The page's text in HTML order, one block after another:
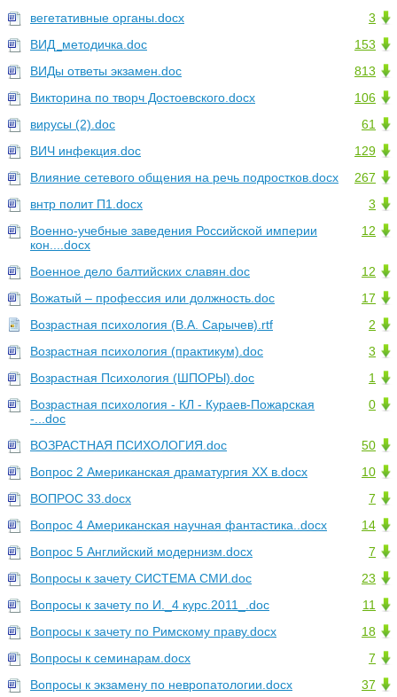
3
вегетативные органы.docx
153
ВИД_методичка.doc
813
ВИДы ответы экзамен.doc
106
Викторина по творч Достоевского.docx
61
вирусы (2).doc
129
ВИЧ инфекция.doc
267
Влияние сетевого общения на речь подростков.docx
3
внтр полит П1.docx
12
Военно-учебные заведения Российской империи
кон....docx
12
Военное дело балтийских славян.doc
17
Вожатый – профессия или должность.doc
2
Возрастная психология (В.А. Сарычев).rtf
3
Возрастная психология (практикум).doc
1
Возрастная Психология (ШПОРЫ).doc
0
Возрастная психология - КЛ - Кураев-Пожарская
-...doc
50
ВОЗРАСТНАЯ ПСИХОЛОГИЯ.doc
10
Вопрос 2 Американская драматургия XX в.docx
7
ВОПРОС 33.docx
14
Вопрос 4 Американская научная фантастика..docx
7
Вопрос 5 Английский модернизм.docx
23
Вопросы к зачету СИСТЕМА СМИ.doc
11
Вопросы к зачету по И._4 курс.2011_.doc
18
Вопросы к зачету по Римскому праву.docx
7
Вопросы к семинарам.docx
37
Вопросы к экзамену по невропатологии.docx